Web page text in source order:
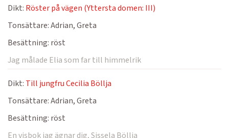
Dikt: Röster på vägen (Yttersta domen: III)
Tonsättare:Adrian, Greta
Besättning: röst
Jag målade Elia som far till himmelrik
Dikt: Till jungfru Cecilia Böllja
Tonsättare:Adrian, Greta
Besättning: röst
En visbok jag ägnar dig, Sissela Böllja